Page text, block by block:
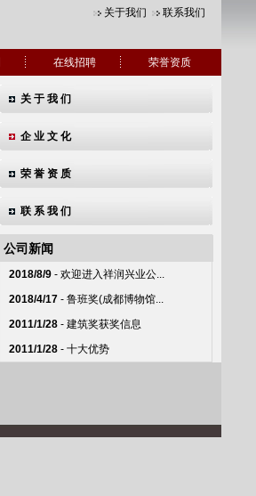
关于我们 联系我们
在线招聘 荣誉资质
关 于 我 们
企 业 文 化
荣 誉 资 质
联 系 我 们
公司新闻
2018/8/9 - 欢迎进入祥润兴业公...
2018/4/17 - 鲁班奖(成都博物馆...
2011/1/28 - 建筑奖获奖信息
2011/1/28 - 十大优势